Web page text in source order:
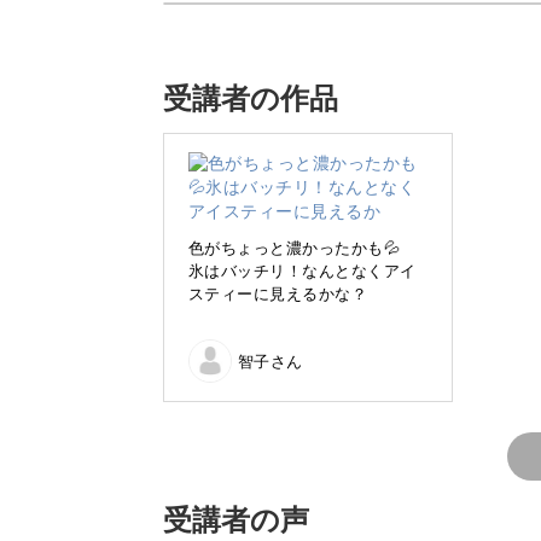
今回の講座では、キラキラ輝いて透明
作る方法をご紹介しますよ♪
暑い季節にぴったりの透明
なカフェ気分♪
受講者の作品
色がちょっと濃かったかも💦
氷はバッチリ！なんとなくアイ
スティーに見えるかな？
智子さん
受講者の声